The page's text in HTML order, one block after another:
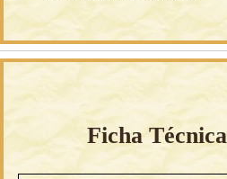
Ficha